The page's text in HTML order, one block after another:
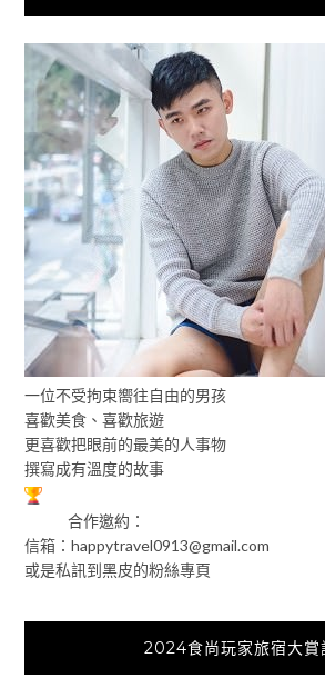
一位不受拘束嚮往自由的男孩
喜歡美食、喜歡旅遊
更喜歡把眼前的最美的人事物
撰寫成有溫度的故事
合作邀約：
信箱：happytravel0913@gmail.com
或是私訊到黑皮的粉絲專頁
2024食尚玩家旅宿大賞